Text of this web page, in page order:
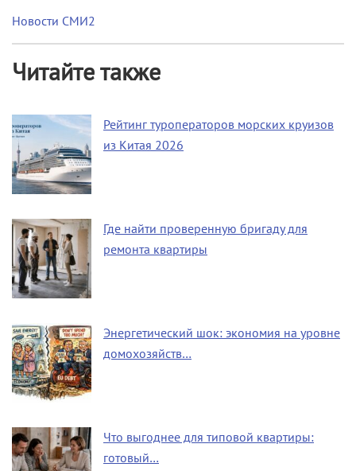
Новости СМИ2
Читайте также
Рейтинг туроператоров морских круизов
из Китая 2026
Где найти проверенную бригаду для
ремонта квартиры
Энергетический шок: экономия на уровне
домохозяйств…
Что выгоднее для типовой квартиры:
готовый…